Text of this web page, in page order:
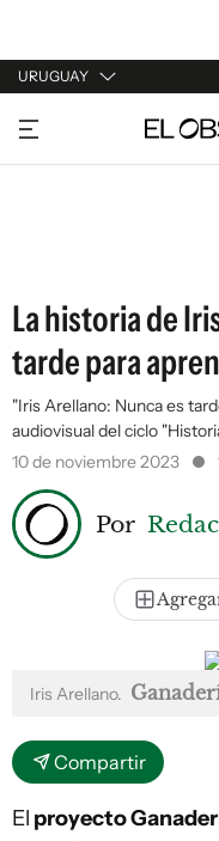
URUGUAY
URUGUAY
ARGENTINA
La historia de
tarde para
"Iris Arellano: Nunca es
audiovisual del ciclo
10 de noviembre 2023
Por
Iris Arellano.
Compartir
El proyecto